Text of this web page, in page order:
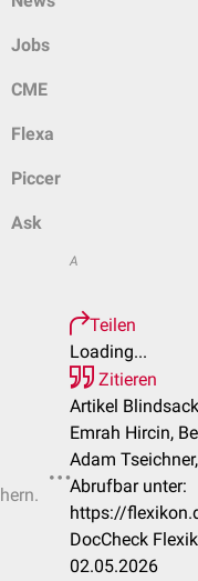
Jobs
CME
Flexa
Piccer
Ask
A
Teilen
Loading...
Zitieren
Artikel
Emrah Hircin,
Adam
Abrufbar unter:
https://
DocCheck
02.05.2026